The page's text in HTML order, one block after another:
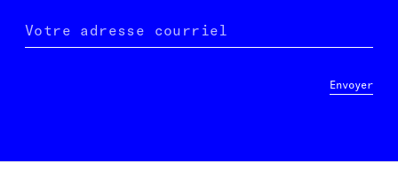
Votre adresse courriel
Envoyer